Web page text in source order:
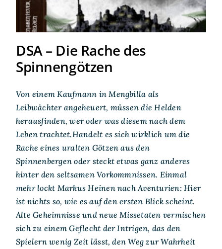
DSA – Die Rache des
Spinnengötzen
Von einem Kaufmann in Mengbilla als
Leibwächter angeheuert, müssen die Helden
herausfinden, wer oder was diesem nach dem
Leben trachtet.Handelt es sich wirklich um die
Rache eines uralten Götzen aus den
Spinnenbergen oder steckt etwas ganz anderes
hinter den seltsamen Vorkommnissen. Einmal
mehr lockt Markus Heinen nach Aventurien: Hier
ist nichts so, wie es auf den ersten Blick scheint.
Alte Geheimnisse und neue Missetaten vermischen
sich zu einem Geflecht der Intrigen, das den
Spielern wenig Zeit lässt, den Weg zur Wahrheit